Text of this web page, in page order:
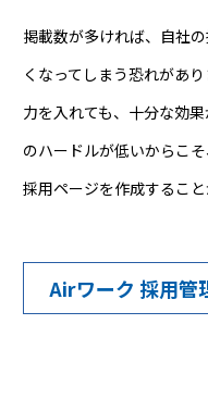
掲載数が多ければ、自社
くなってしまう恐れがあ
力を入れても、十分な効
のハードルが低いからこ
採用ページを作成すること
Airワーク 採用管